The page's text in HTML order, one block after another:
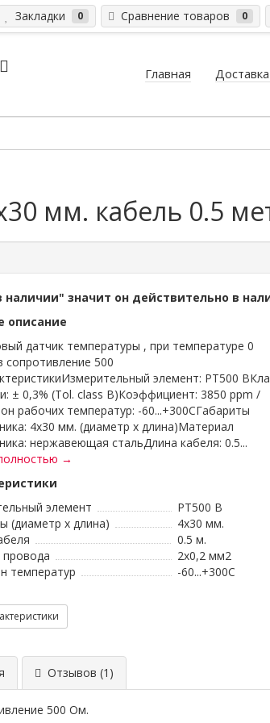
Закладки 0 Сравнение товаров 0
Главная
мм. кабель 0.5
наличии" значит он действительно в
описание
датчик температуры , при температуре 0
сопротивление 500
элемент: PT500
± 0,3% (Tol. class B)Коэффициент: 3850 ppm /
рабочих температур: -60...+300CГабариты
4x30 мм. (диаметр х длина)Материал
нержавеющая стальДлина кабеля: 0.5...
→
элемент
PT500 B
(диаметр х длина)
4x30 мм.
0.5 м.
2x0,2 мм2
температур
-60...+300C
Отзывов (1)
500 Ом.